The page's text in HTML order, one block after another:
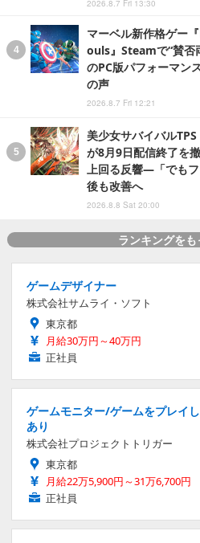
2026.8.7 Fri 13:30
マーベル新作格ゲー
ouls』Steamで“賛否
のPC版パフォーマン
の声
2026.8.7 Fri 12:21
美少女サバイバル
が8月9日配信終了を
上回る反響―「でも
後も改善へ
2026.8.8 Sat 20:00
ランキングをも
ゲームデザイナー
株式会社サムライ・ソフト
東京都
月給30万円～40万円
正社員
ゲームモニター/ゲームをプレイ
あり
株式会社プロジェクトトリガー
東京都
月給22万5,900円～31万6,700円
正社員